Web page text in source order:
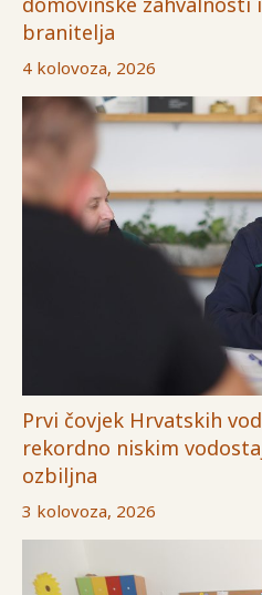
branitelja
4 kolovoza, 2026
Prvi čovjek Hrvatskih
rekordno niskim
ozbiljna
3 kolovoza, 2026